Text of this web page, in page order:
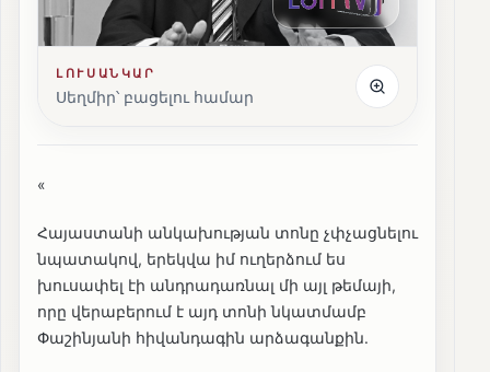
ԼՈՒՍԱՆԿԱՐ
Սեղմիր՝ բացելու համար
«
Հայաստանի անկախության տոնը չփչացնելու
նպատակով, երեկվա իմ ուղերձում ես
խուսափել էի անդրադառնալ մի այլ թեմայի,
որը վերաբերում է այդ տոնի նկատմամբ
Փաշինյանի հիվանդագին արձագանքին.